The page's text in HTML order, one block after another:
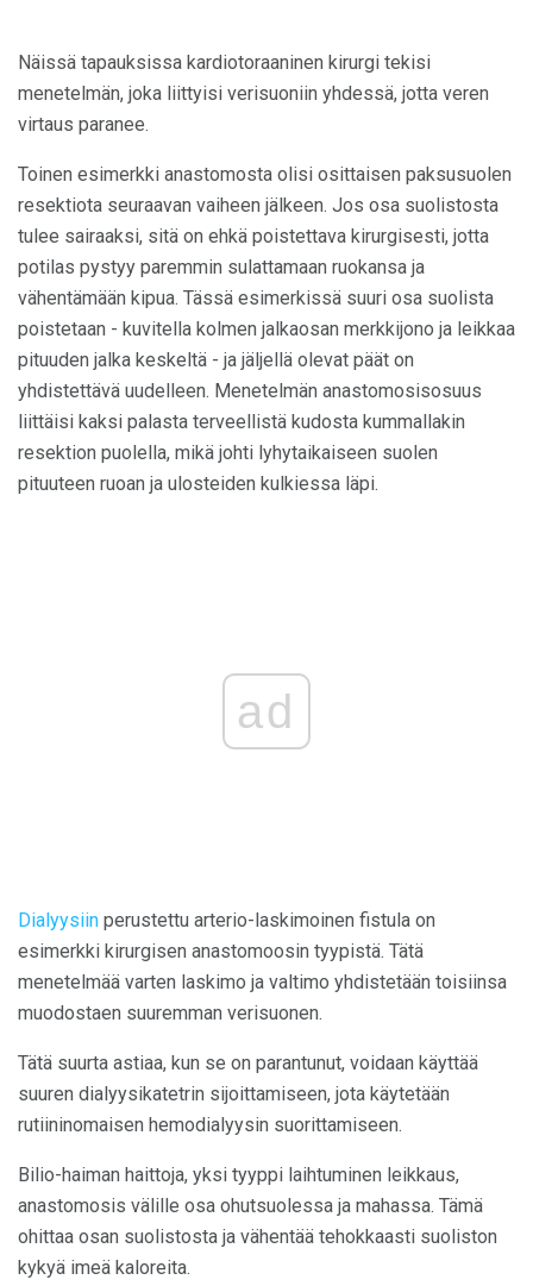
Näissä tapauksissa kardiotoraaninen kirurgi tekisi
menetelmän, joka liittyisi verisuoniin yhdessä, jotta veren
virtaus paranee.
Toinen esimerkki anastomosta olisi osittaisen paksusuolen
resektiota seuraavan vaiheen jälkeen. Jos osa suolistosta
tulee sairaaksi, sitä on ehkä poistettava kirurgisesti, jotta
potilas pystyy paremmin sulattamaan ruokansa ja
vähentämään kipua. Tässä esimerkissä suuri osa suolista
poistetaan - kuvitella kolmen jalkaosan merkkijono ja leikkaa
pituuden jalka keskeltä - ja jäljellä olevat päät on
yhdistettävä uudelleen. Menetelmän anastomosisosuus
liittäisi kaksi palasta terveellistä kudosta kummallakin
resektion puolella, mikä johti lyhytaikaiseen suolen
pituuteen ruoan ja ulosteiden kulkiessa läpi.
ad
Dialyysiin perustettu arterio-laskimoinen fistula on
esimerkki kirurgisen anastomoosin tyypistä. Tätä
menetelmää varten laskimo ja valtimo yhdistetään toisiinsa
muodostaen suuremman verisuonen.
Tätä suurta astiaa, kun se on parantunut, voidaan käyttää
suuren dialyysikatetrin sijoittamiseen, jota käytetään
rutiininomaisen hemodialyysin suorittamiseen.
Bilio-haiman haittoja, yksi tyyppi laihtuminen leikkaus,
anastomosis välille osa ohutsuolessa ja mahassa. Tämä
ohittaa osan suolistosta ja vähentää tehokkaasti suoliston
kykyä imeä kaloreita.